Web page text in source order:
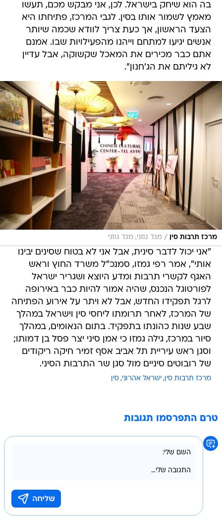
בה הוא שיחק בישראל. לכן, אני מבקש מכם, תעשו
מאמץ לשמור אותו בסין. לגבי המרכז, פתיחתו היא
הצעד הראשון, אך כעת צריך לוודא שכמה שיותר
אנשים יגיעו למתחם וייהנו מהפעילויות שבו. אמנם
אתם כבר מכירים את המאכל שקשוקה, אבל עדיין
לא גיליתם את הג'חנון".
מרכז תרבות סין / מגד גוזני, מגד גוזני
"אני יכול לדבר סינית, אבל אני לא בטוח שסינים יבינו
אותי", אמר רפי גמזו, סמנכ"ל משרד החוץ וראש
האגף לקשרי תרבות ומדע היוצא ושגריר ישראל
לפורטוגל הנכנס, שהיה אמור להיות כבר באירופה
לרגל תפקידו החדש, אבל לא ויתר על אירוע הפתיחה
של המרכז, לאחר תרומתו ליחסי סין וישראל במהלך
שבע שנות כהונתו בתפקיד. בתום הנאומים, במהלך
סיור במרכז, גילה גמזו כי אמן סיני יצר פסל בן דמותו;
וסגן ראש עיריית תל אביב אסף זמיר חיקה ריקודים
של רובוטים סיניים מול סגן שר התרבות הסיני.
מרכז תרבות סין ישראל אהרוני סין
טרם התפרסמו תגובות